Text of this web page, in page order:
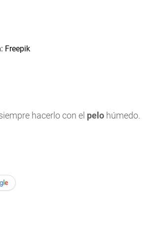
hacerlo con el pelo húmedo.